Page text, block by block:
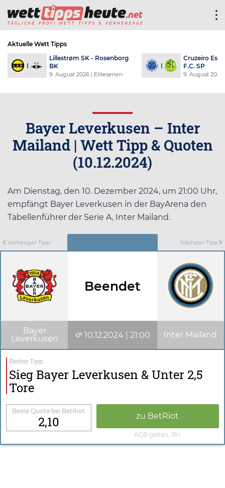
Aktuelle Wett Tipps
Lillestrøm SK - Rosenborg
BK
9. August 2026 | Eliteserien
Cruzeiro
F.C. SP
9. August 2026
Bayer Leverkusen – Inter
Mailand | Wett Tipp & Quoten
(10.12.2024)
Am Dienstag, den 10. Dezember 2024, um 21:00 Uhr,
empfängt Bayer Leverkusen in der BayArena den
Tabellenführer der Serie A, Inter Mailand.
Vorheriger Tipp Nächster Tipp
Beendet
Bayer
Leverkusen
10.12.2024 | 21:00 Inter Mailand
Bester Tipp
Sieg Bayer Leverkusen & Unter 2,5
Tore
Beste Quote bei BetRiot
2,10 zu BetRiot
AGB gelten, 18+